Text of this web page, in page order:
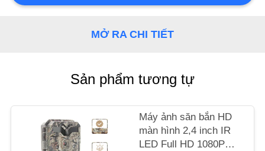
MỞ RA CHI TIẾT
Sản phẩm tương tự
Máy ảnh săn bắn HD
màn hình 2,4 inch IR
LED Full HD 1080P